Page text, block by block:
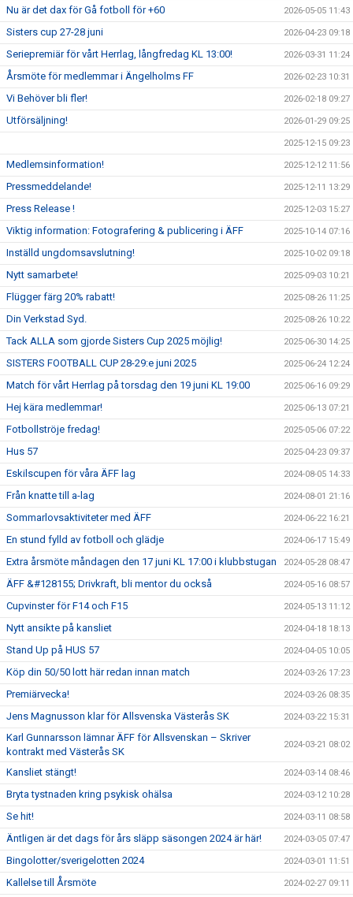
Nu är det dax för Gå fotboll för +60 2026-05-05 11:43
Sisters cup 27-28 juni 2026-04-23 09:18
Seriepremiär för vårt Herrlag, långfredag KL 13:00! 2026-03-31 11:24
Årsmöte för medlemmar i Ängelholms FF 2026-02-23 10:31
Vi Behöver bli fler! 2026-02-18 09:27
Utförsäljning! 2026-01-29 09:25
2025-12-15 09:23
Medlemsinformation! 2025-12-12 11:56
Pressmeddelande! 2025-12-11 13:29
Press Release ! 2025-12-03 15:27
Viktig information: Fotografering & publicering i ÄFF 2025-10-14 07:16
Inställd ungdomsavslutning! 2025-10-02 09:18
Nytt samarbete! 2025-09-03 10:21
Flügger färg 20% rabatt! 2025-08-26 11:25
Din Verkstad Syd. 2025-08-26 10:22
Tack ALLA som gjorde Sisters Cup 2025 möjlig! 2025-06-30 14:25
SISTERS FOOTBALL CUP 28-29:e juni 2025 2025-06-24 12:24
Match för vårt Herrlag på torsdag den 19 juni KL 19:00 2025-06-16 09:29
Hej kära medlemmar! 2025-06-13 07:21
Fotbollströje fredag! 2025-05-06 07:22
Hus 57 2025-04-23 09:37
Eskilscupen för våra ÄFF lag 2024-08-05 14:33
Från knatte till a-lag 2024-08-01 21:16
Sommarlovsaktiviteter med ÄFF 2024-06-22 16:21
En stund fylld av fotboll och glädje 2024-06-17 15:49
Extra årsmöte måndagen den 17 juni KL 17:00 i klubbstugan 2024-05-28 08:47
ÄFF &#128155; Drivkraft, bli mentor du också 2024-05-16 08:57
Cupvinster för F14 och F15 2024-05-13 11:12
Nytt ansikte på kansliet 2024-04-18 18:13
Stand Up på HUS 57 2024-04-05 10:05
Köp din 50/50 lott här redan innan match 2024-03-26 17:23
Premiärvecka! 2024-03-26 08:35
Jens Magnusson klar för Allsvenska Västerås SK 2024-03-22 15:31
Karl Gunnarsson lämnar ÄFF för Allsvenskan – Skriver
kontrakt med Västerås SK
2024-03-21 08:02
Kansliet stängt! 2024-03-14 08:46
Bryta tystnaden kring psykisk ohälsa 2024-03-12 10:28
Se hit! 2024-03-11 08:58
Äntligen är det dags för års släpp säsongen 2024 är här! 2024-03-05 07:47
Bingolotter/sverigelotten 2024 2024-03-01 11:51
Kallelse till Årsmöte 2024-02-27 09:11